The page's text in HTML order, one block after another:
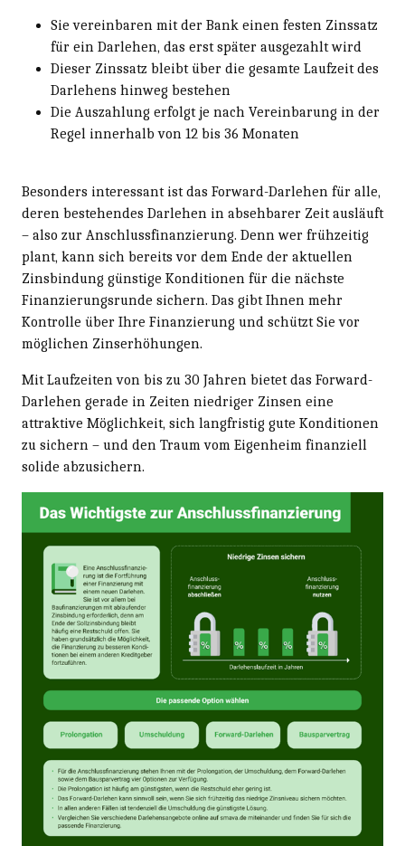
Sie vereinbaren mit der Bank einen festen Zinssatz
für ein Darlehen, das erst später ausgezahlt wird
Dieser Zinssatz bleibt über die gesamte Laufzeit des
Darlehens hinweg bestehen
Die Auszahlung erfolgt je nach Vereinbarung in der
Regel innerhalb von 12 bis 36 Monaten
Besonders interessant ist das Forward-Darlehen für alle,
deren bestehendes Darlehen in absehbarer Zeit ausläuft
– also zur Anschlussfinanzierung. Denn wer frühzeitig
plant, kann sich bereits vor dem Ende der aktuellen
Zinsbindung günstige Konditionen für die nächste
Finanzierungsrunde sichern. Das gibt Ihnen mehr
Kontrolle über Ihre Finanzierung und schützt Sie vor
möglichen Zinserhöhungen.
Mit Laufzeiten von bis zu 30 Jahren bietet das Forward-
Darlehen gerade in Zeiten niedriger Zinsen eine
attraktive Möglichkeit, sich langfristig gute Konditionen
zu sichern – und den Traum vom Eigenheim finanziell
solide abzusichern.